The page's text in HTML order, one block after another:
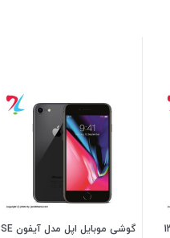
آیفون 13
گوشی موبایل اپل مدل آیفون SE